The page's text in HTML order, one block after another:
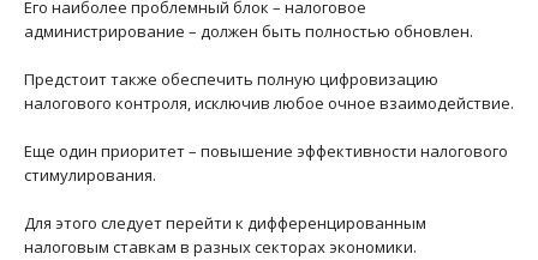
Его наиболее проблемный блок – налоговое
администрирование – должен быть полностью обновлен.
Предстоит также обеспечить полную цифровизацию
налогового контроля, исключив любое очное взаимодействие.
Еще один приоритет – повышение эффективности налогового
стимулирования.
Для этого следует перейти к дифференцированным
налоговым ставкам в разных секторах экономики.